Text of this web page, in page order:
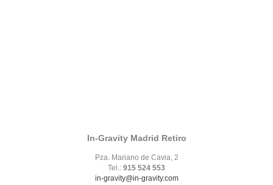
In-Gravity Madrid Retiro
Pza. Mariano de Cavia, 2
Tel.: 915 524 553
in-gravity@in-gravity.com